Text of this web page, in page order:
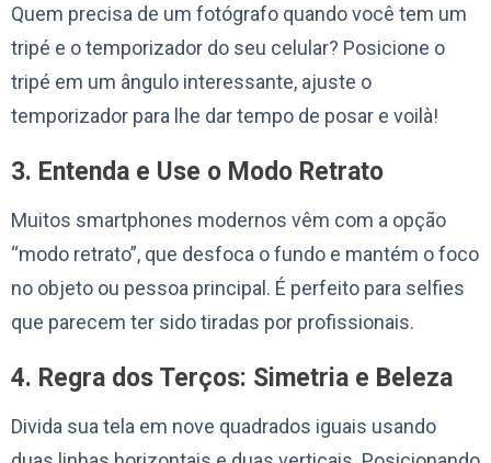
Quem precisa de um fotógrafo quando você tem um
tripé e o temporizador do seu celular? Posicione o
tripé em um ângulo interessante, ajuste o
temporizador para lhe dar tempo de posar e voilà!
3. Entenda e Use o Modo Retrato
Muitos smartphones modernos vêm com a opção
“modo retrato”, que desfoca o fundo e mantém o foco
no objeto ou pessoa principal. É perfeito para selfies
que parecem ter sido tiradas por profissionais.
4. Regra dos Terços: Simetria e Beleza
Divida sua tela em nove quadrados iguais usando